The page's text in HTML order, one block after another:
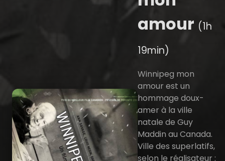
amour (1h
19min)
Winnipeg mon
amour est un
hommage doux-
amer à la ville
natale de Guy
Maddin au Canada.
Ville des superlatifs,
selon le réalisateur :